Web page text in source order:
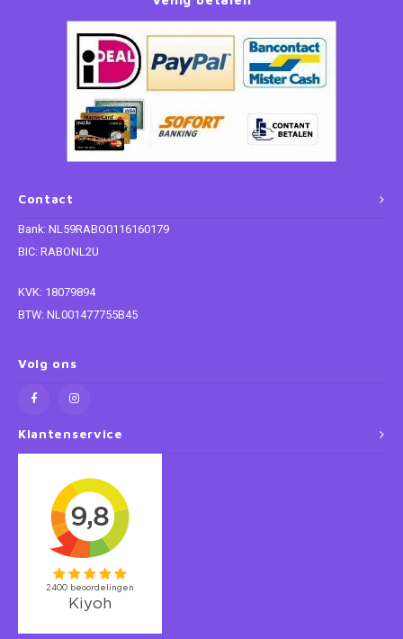
Contact
Bank: NL59RABO0116160179
BIC: RABONL2U
KVK: 18079894
BTW: NL001477755B45
Volg ons
Klantenservice